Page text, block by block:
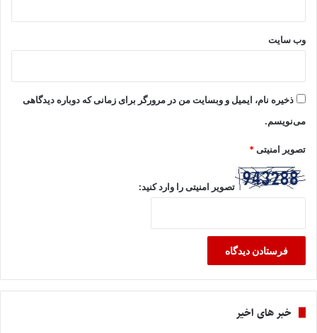
وب‌ سایت
ذخیره نام، ایمیل و وبسایت من در مرورگر برای زمانی که دوباره دیدگاهی
می‌نویسم.
تصویر امنیتی*
تصویر امنیتی را وارد کنید:
خبر های اخیر